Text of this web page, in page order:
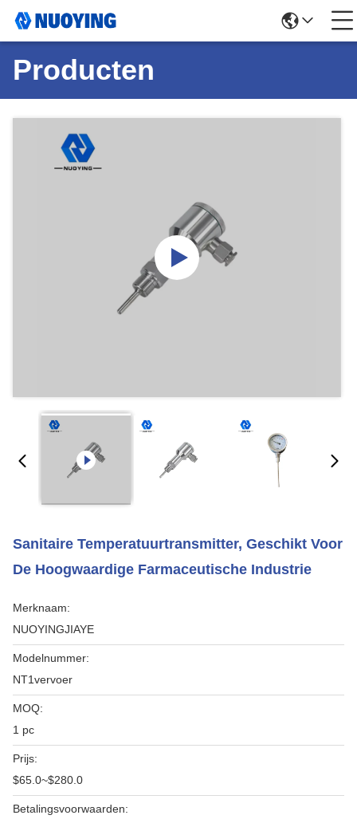
Producten
Sanitaire Temperatuurtransmitter, Geschikt Voor
De Hoogwaardige Farmaceutische Industrie
Merknaam:
NUOYINGJIAYE
Modelnummer:
NT1vervoer
MOQ:
1 pc
Prijs:
$65.0~$280.0
Betalingsvoorwaarden: